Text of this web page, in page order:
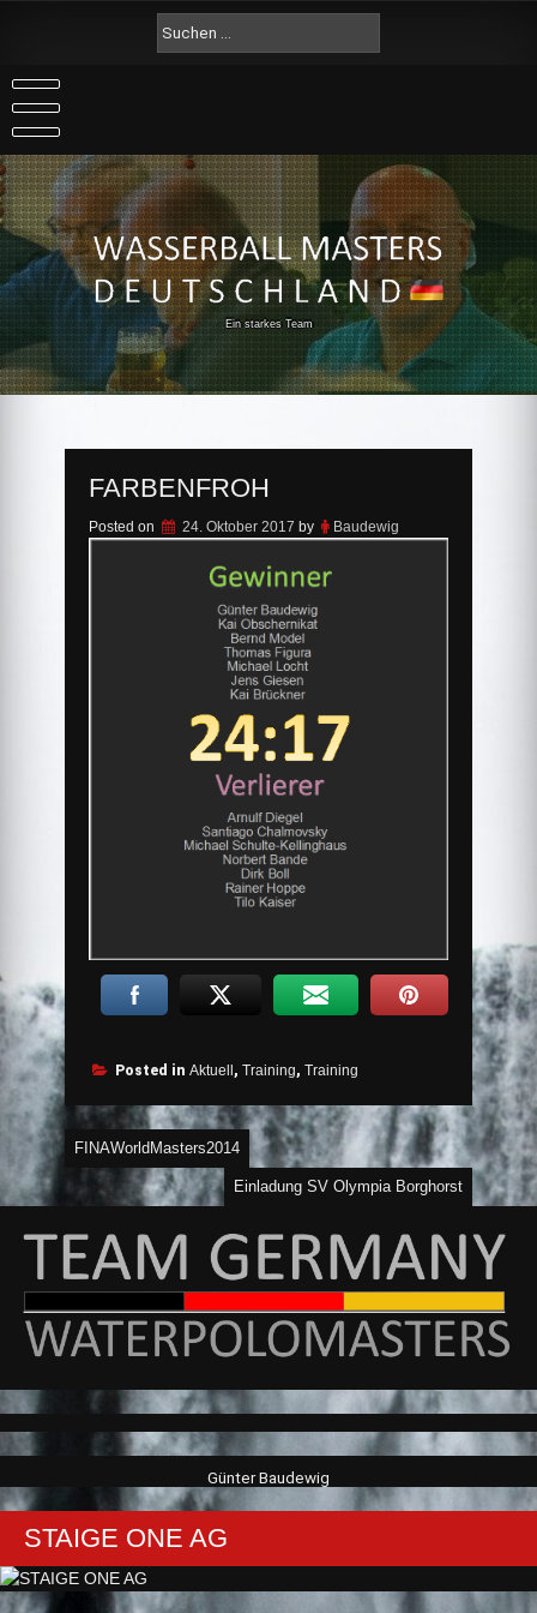
nach:
Ein starkes Team
FARBENFROH
Posted on 24. Oktober 2017 by Baudewig
Posted in Aktuell , Training, Training
Beitragsnavigation
FINAWorldMasters2014
Einladung SV Olympia Borghorst
Günter Baudewig
STAIGE ONE AG